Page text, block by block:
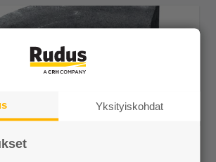
Yksityiskohdat